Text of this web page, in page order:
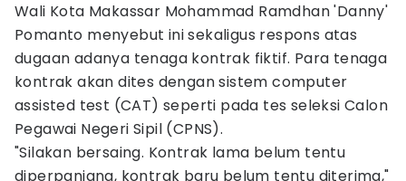
Wali Kota Makassar Mohammad Ramdhan 'Danny'
Pomanto menyebut ini sekaligus respons atas
dugaan adanya tenaga kontrak fiktif. Para tenaga
kontrak akan dites dengan sistem computer
assisted test (CAT) seperti pada tes seleksi Calon
Pegawai Negeri Sipil (CPNS).
"Silakan bersaing. Kontrak lama belum tentu
diperpanjang, kontrak baru belum tentu diterima,"